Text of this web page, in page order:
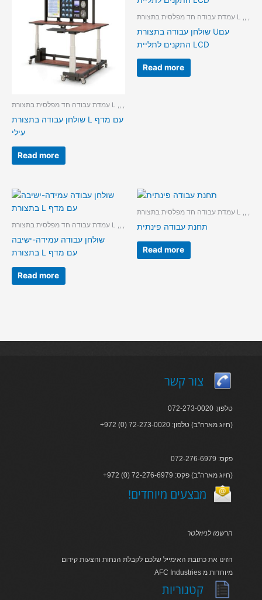
עמדת עבודה חד מפלסית בתצורת L ,, ,
שולחן עבודה בתצורת L עם מדף
עילי
Read more
עמדת עבודה חד מפלסית בתצורת L ,, ,
שולחן עבודה בתצורת Uעם
התקנים לתליית LCD
Read more
עמדת עבודה חד מפלסית בתצורת L ,, ,
שולחן עבודה עמידה-ישיבה
בתצורת L עם מדף
Read more
עמדת עבודה חד מפלסית בתצורת L ,, ,
תחנת עבודה פינתית
Read more
צור קשר
טלפון: 072-273-0020
+972 (0) 72-273-0020 :חיוג מארה"ב) טלפון)
פקס: 072-276-6979
+972 (0) 72-276-6979 :חיוג מארה"ב) פקס)
!מבצעים מיוחדים
הרשמו לניוזלטר
הזינו את כתובת האימייל שלכם לקבלת הנחות והצעות קידום
AFC Industries מיוחדות מ
קטגוריות